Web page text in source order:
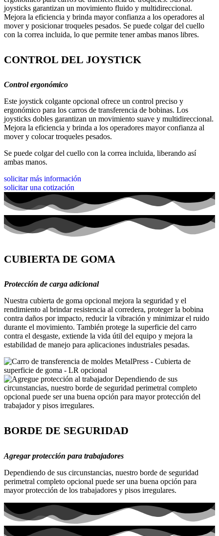
CONTROL DEL JOYSTICK
Control ergonómico
Este joystick colgante opcional ofrece un control preciso y
ergonómico para los carros de transferencia de bobinas. Los
joysticks dobles garantizan un movimiento suave y multidireccional.
Mejora la eficiencia y brinda a los operadores mayor confianza al
mover y colocar troqueles pesados.
Se puede colgar del cuello con la correa incluida, liberando así
ambas manos.
solicitar más información
solicitar una cotización
CUBIERTA DE GOMA
Protección de carga adicional
Nuestra cubierta de goma opcional mejora la seguridad y el
rendimiento al brindar resistencia al corredera, proteger la bobina
contra daños por impacto, reducir la vibración y minimizar el ruido
durante el movimiento. También protege la superficie del carro
contra el desgaste, extiende la vida útil del equipo y mejora la
estabilidad de manejo para aplicaciones industriales pesadas.
BORDE DE SEGURIDAD
Agregar protección para trabajadores
Dependiendo de sus circunstancias, nuestro borde de seguridad
perimetral completo opcional puede ser una buena opción para
mayor protección de los trabajadores y pisos irregulares.